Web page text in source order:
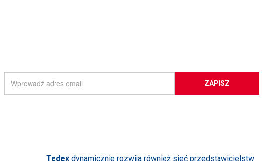
ZAPISZ
Tedex dynamicznie rozwija również sieć przedstawicielstw